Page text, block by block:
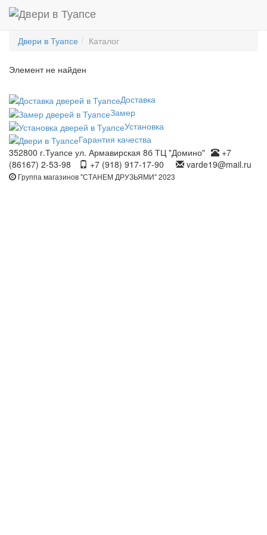
Двери в Туапсе Каталог
Элемент не найден
Доставка
Замер
Установка
Гарантия качества
352800 г.Туапсе ул. Армавирская 8б ТЦ "Домино"
+7
(86167) 2-53-98
+7 (918) 917-17-90 varde19@mail.ru
Группа магазинов "СТАНЕМ ДРУЗЬЯМИ" 2023